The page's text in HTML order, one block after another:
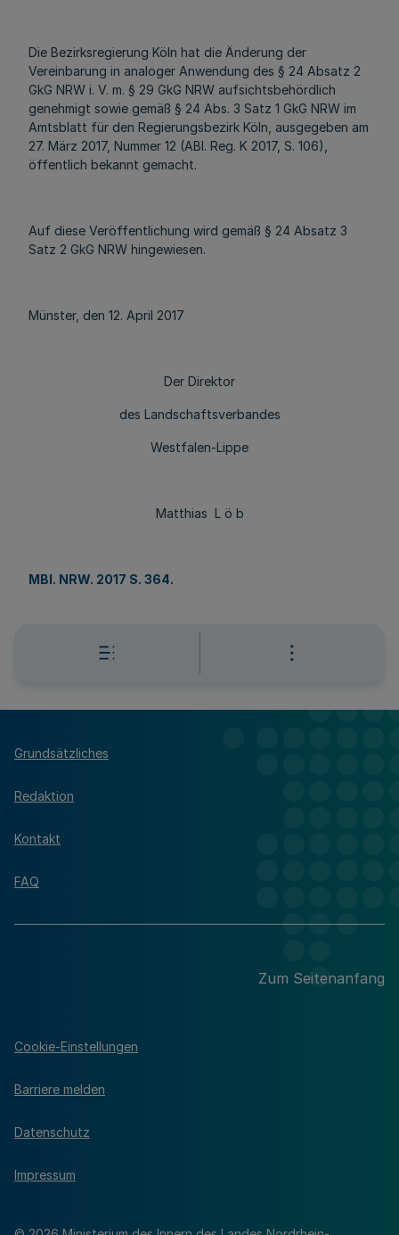
Die Bezirksregierung Köln hat die Änderung der
Vereinbarung in analoger Anwendung des § 24 Absatz 2
GkG NRW i. V. m. § 29 GkG NRW aufsichtsbehördlich
genehmigt sowie gemäß § 24 Abs. 3 Satz 1 GkG NRW im
Amtsblatt für den Regierungsbezirk Köln, ausgegeben am
27. März 2017, Nummer 12 (ABl. Reg. K 2017, S. 106),
öffentlich bekannt gemacht.
Auf diese Veröffentlichung wird gemäß § 24 Absatz 3
Satz 2 GkG NRW hingewiesen.
Münster, den 12. April 2017
Der Direktor
des Landschaftsverbandes
Westfalen-Lippe
Matthias L ö b
MBl. NRW. 2017 S. 364.
Grundsätzliches
Redaktion
Kontakt
FAQ
Zum Seitenanfang
Cookie-Einstellungen
Barriere melden
Datenschutz
Impressum